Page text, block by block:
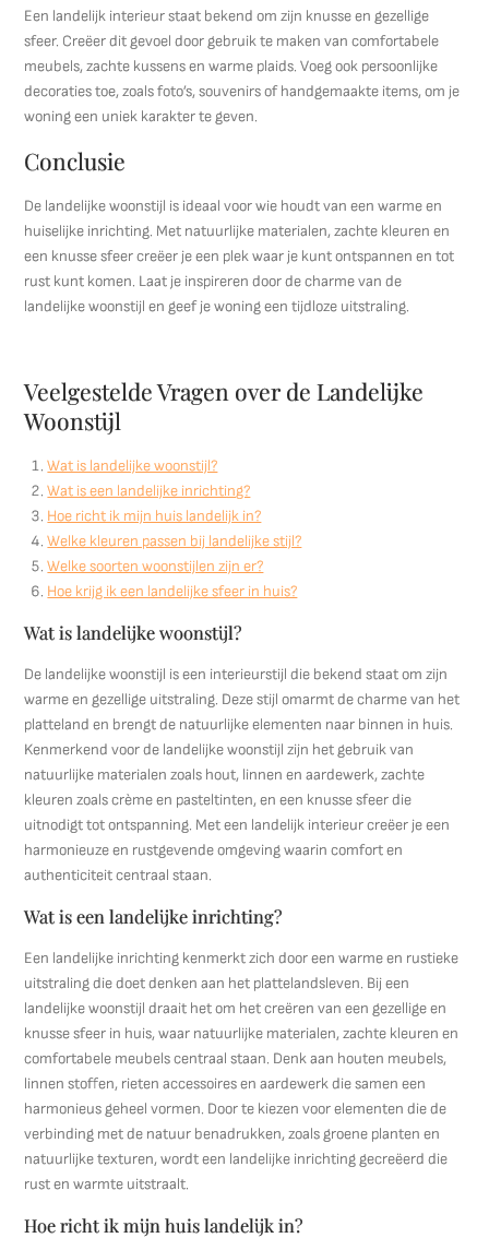
Een landelijk interieur staat bekend om zijn knusse en gezellige
sfeer. Creëer dit gevoel door gebruik te maken van comfortabele
meubels, zachte kussens en warme plaids. Voeg ook persoonlijke
decoraties toe, zoals foto’s, souvenirs of handgemaakte items, om je
woning een uniek karakter te geven.
Conclusie
De landelijke woonstijl is ideaal voor wie houdt van een warme en
huiselijke inrichting. Met natuurlijke materialen, zachte kleuren en
een knusse sfeer creëer je een plek waar je kunt ontspannen en tot
rust kunt komen. Laat je inspireren door de charme van de
landelijke woonstijl en geef je woning een tijdloze uitstraling.
Veelgestelde Vragen over de Landelijke
Woonstijl
Wat is landelijke woonstijl?
Wat is een landelijke inrichting?
Hoe richt ik mijn huis landelijk in?
Welke kleuren passen bij landelijke stijl?
Welke soorten woonstijlen zijn er?
Hoe krijg ik een landelijke sfeer in huis?
Wat is landelijke woonstijl?
De landelijke woonstijl is een interieurstijl die bekend staat om zijn
warme en gezellige uitstraling. Deze stijl omarmt de charme van het
platteland en brengt de natuurlijke elementen naar binnen in huis.
Kenmerkend voor de landelijke woonstijl zijn het gebruik van
natuurlijke materialen zoals hout, linnen en aardewerk, zachte
kleuren zoals crème en pasteltinten, en een knusse sfeer die
uitnodigt tot ontspanning. Met een landelijk interieur creëer je een
harmonieuze en rustgevende omgeving waarin comfort en
authenticiteit centraal staan.
Wat is een landelijke inrichting?
Een landelijke inrichting kenmerkt zich door een warme en rustieke
uitstraling die doet denken aan het plattelandsleven. Bij een
landelijke woonstijl draait het om het creëren van een gezellige en
knusse sfeer in huis, waar natuurlijke materialen, zachte kleuren en
comfortabele meubels centraal staan. Denk aan houten meubels,
linnen stoffen, rieten accessoires en aardewerk die samen een
harmonieus geheel vormen. Door te kiezen voor elementen die de
verbinding met de natuur benadrukken, zoals groene planten en
natuurlijke texturen, wordt een landelijke inrichting gecreëerd die
rust en warmte uitstraalt.
Hoe richt ik mijn huis landelijk in?